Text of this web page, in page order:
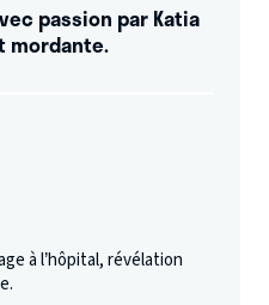
passion par Katia
mordante.
à l’hôpital, révélation